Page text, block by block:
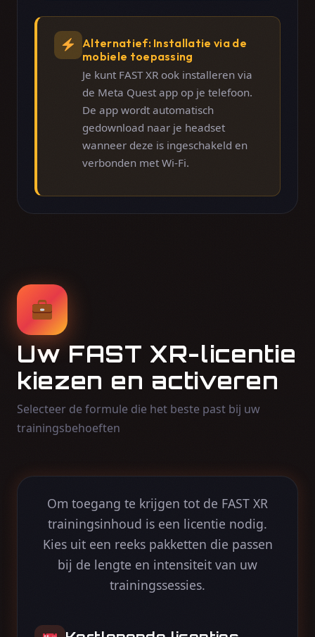
Alternatief: Installatie via de
mobiele toepassing
Je kunt FAST XR ook installeren via
de Meta Quest app op je telefoon.
De app wordt automatisch
gedownload naar je headset
wanneer deze is ingeschakeld en
verbonden met Wi-Fi.
Uw FAST XR-licentie
kiezen en activeren
Selecteer de formule die het beste past bij uw
trainingsbehoeften
Om toegang te krijgen tot de FAST XR
trainingsinhoud is een licentie nodig.
Kies uit een reeks pakketten die passen
bij de lengte en intensiteit van uw
trainingssessies.